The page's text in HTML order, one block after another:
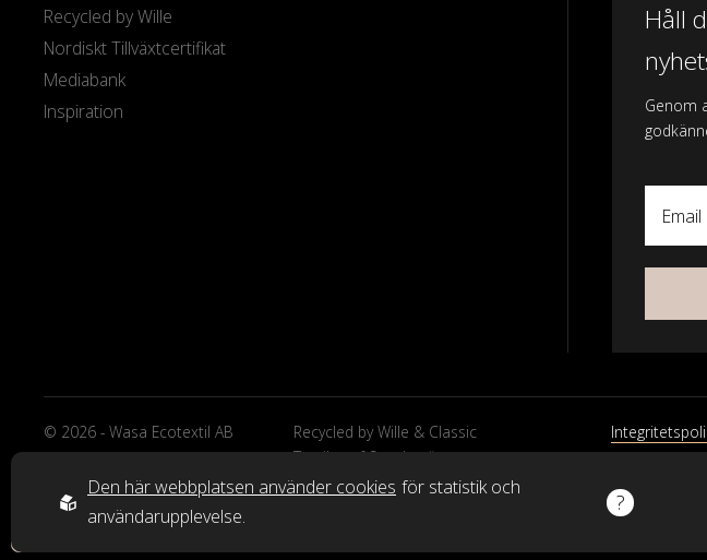
Din
Recycled by Wille
Nordiskt Tillväxtcertifikat
Mediabank
Inspiration
Håll
Genom
Email
© 2026 - Wasa Ecotextil AB
Recycled by Wille & Classic
Textiles of Sweden är
varumärken från Wasa Ecotextil
Den här webbplatsen använder cookies för statistik och
användarupplevelse.